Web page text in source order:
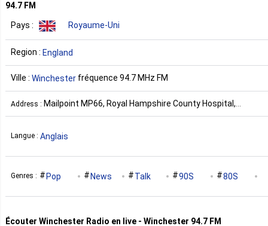
94.7 FM
Pays : Royaume-Uni
Region : England
Ville : Winchester fréquence 94.7 MHz FM
Address : Mailpoint MP66, Royal Hampshire County Hospital,
Romsey Road, Winchester, SO22 5DG Royaume-Uni
Langue : Anglais
Genres : Pop News Talk 90S 80S
Écouter Winchester Radio en live - Winchester 94.7 FM